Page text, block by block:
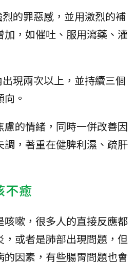
的罪惡感，並用激烈的補
，如催吐、服用瀉藥、灌
現兩次以上，並持續三個
。
的情緒，同時一併改善因
調，著重在健脾利濕、疏肝
不癒
嗽，很多人的直接反應都
或者是肺部出現問題，但
因素，有些腸胃問題也會